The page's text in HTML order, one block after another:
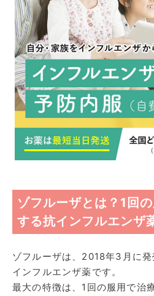
ゾフルーザとは？1回
する抗インフルエンザ
ゾフルーザは、2018年3月に
インフルエンザ薬です。
最大の特徴は、1回の服用で治